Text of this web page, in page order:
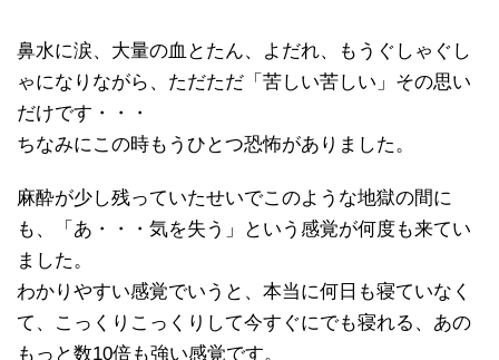
鼻水に涙、大量の血とたん、よだれ、もうぐしゃぐし
ゃになりながら、ただただ「苦しい苦しい」その思い
だけです・・・
ちなみにこの時もうひとつ恐怖がありました。
麻酔が少し残っていたせいでこのような地獄の間に
も、「あ・・・気を失う」という感覚が何度も来てい
ました。
わかりやすい感覚でいうと、本当に何日も寝ていなく
て、こっくりこっくりして今すぐにでも寝れる、あの
もっと数10倍も強い感覚です。